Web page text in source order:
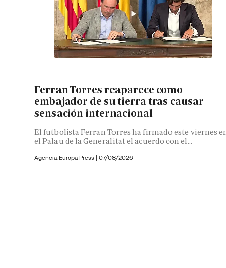
Ferran Torres reaparece como
embajador de su tierra tras causar
sensación internacional
El futbolista Ferran Torres ha firmado este viernes
el Palau de la Generalitat el acuerdo con el...
Agencia Europa Press | 07/08/2026